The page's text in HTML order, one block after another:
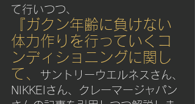
て行いつつ、
『ガクン年齢に負けない
体力作りを行っていくコ
ンディショニングに関し
て、
サントリーウエルネス さん、
NIKKEIさん、クレーマージャパン